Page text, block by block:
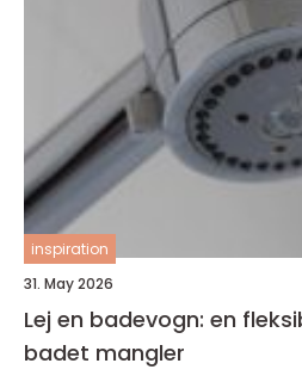
inspiration
31. May 2026
Lej en badevogn: en
badet mangler